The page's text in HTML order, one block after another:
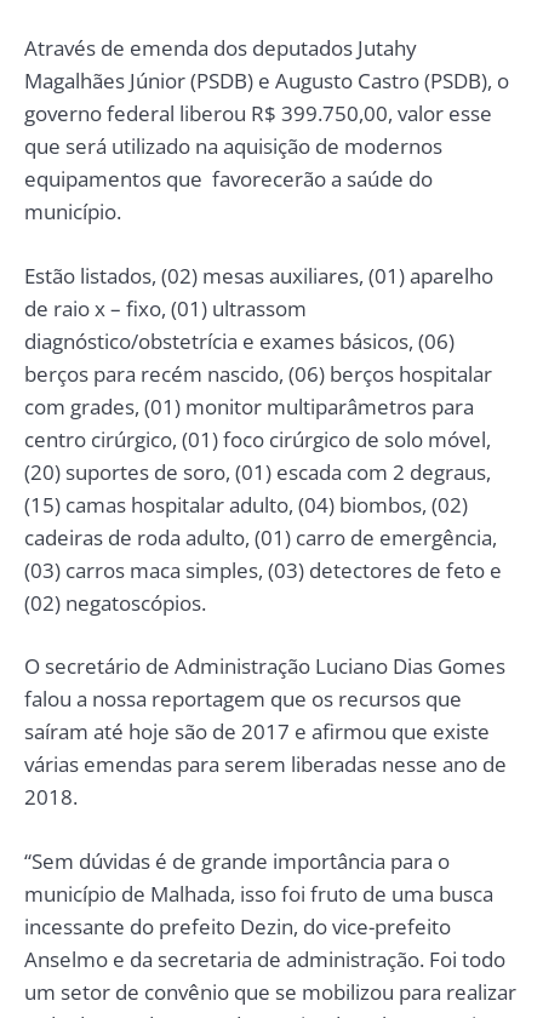
Através de emenda dos deputados Jutahy
Magalhães Júnior (PSDB) e Augusto Castro (PSDB), o
governo federal liberou R$ 399.750,00, valor esse
que será utilizado na aquisição de modernos
equipamentos que favorecerão a saúde do
município.
Estão listados, (02) mesas auxiliares, (01) aparelho
de raio x – fixo, (01) ultrassom
diagnóstico/obstetrícia e exames básicos, (06)
berços para recém nascido, (06) berços hospitalar
com grades, (01) monitor multiparâmetros para
centro cirúrgico, (01) foco cirúrgico de solo móvel,
(20) suportes de soro, (01) escada com 2 degraus,
(15) camas hospitalar adulto, (04) biombos, (02)
cadeiras de roda adulto, (01) carro de emergência,
(03) carros maca simples, (03) detectores de feto e
(02) negatoscópios.
O secretário de Administração Luciano Dias Gomes
falou a nossa reportagem que os recursos que
saíram até hoje são de 2017 e afirmou que existe
várias emendas para serem liberadas nesse ano de
2018.
“Sem dúvidas é de grande importância para o
município de Malhada, isso foi fruto de uma busca
incessante do prefeito Dezin, do vice-prefeito
Anselmo e da secretaria de administração. Foi todo
um setor de convênio que se mobilizou para realizar